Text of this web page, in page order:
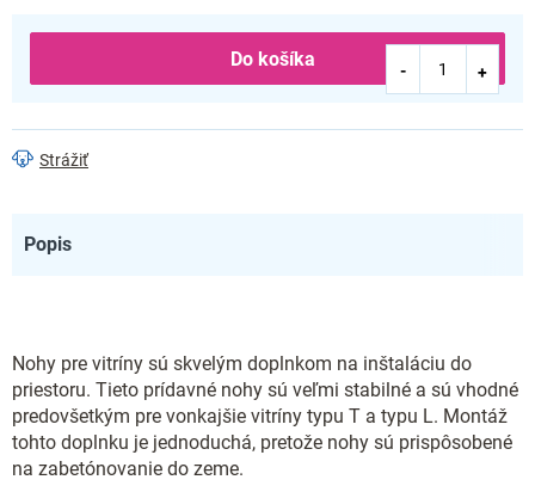
Do košíka
Strážiť
Popis
Nohy pre vitríny sú skvelým doplnkom na inštaláciu do
priestoru. Tieto prídavné nohy sú veľmi stabilné a sú vhodné
predovšetkým pre vonkajšie vitríny typu T a typu L. Montáž
tohto doplnku je jednoduchá, pretože nohy sú prispôsobené
na zabetónovanie do zeme.